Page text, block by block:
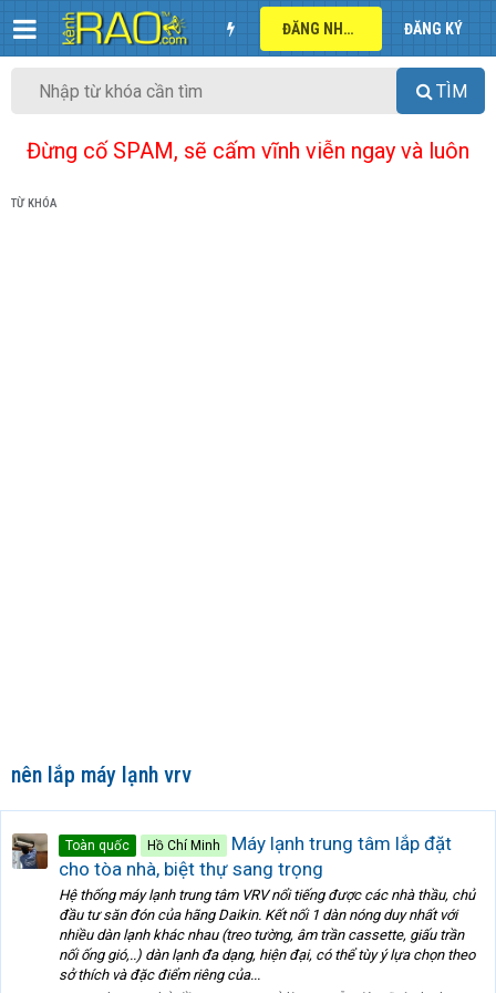
ĐĂNG NHẬP ĐĂNG KÝ
TÌM
Đừng cố SPAM, sẽ cấm vĩnh viễn ngay và luôn
TỪ KHÓA
nên lắp máy lạnh vrv
Toàn quốc Hồ Chí Minh
Máy lạnh trung tâm lắp đặt
cho tòa nhà, biệt thự sang trọng
Hệ thống máy lạnh trung tâm VRV nổi tiếng được các nhà thầu, chủ
đầu tư săn đón của hãng Daikin. Kết nối 1 dàn nóng duy nhất với
nhiều dàn lạnh khác nhau (treo tường, âm trần cassette, giấu trần
nối ống gió,..) dàn lạnh đa dạng, hiện đại, có thể tùy ý lựa chọn theo
sở thích và đặc điểm riêng của...